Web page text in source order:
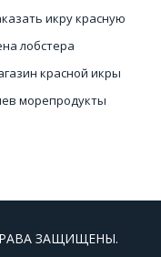
икру красную
лобстера
красной икры
морепродукты
ЗАЩИЩЕНЫ.